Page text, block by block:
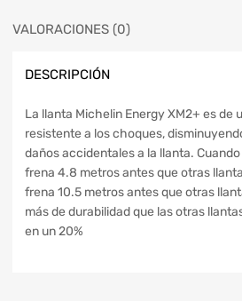
VALORACIONES (0)
DESCRIPCIÓN
La llanta Michelin Energy XM2+ es de
resistente a los choques,
daños accidentales a la llanta.
frena 4.8 metros antes que otras
frena 10.5 metros antes que otras
más de durabilidad que las otras
en un 20%